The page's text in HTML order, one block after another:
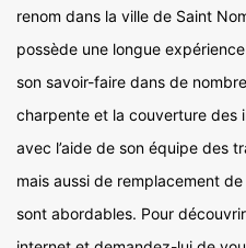
renom dans la ville de Saint
possède une longue
son savoir-faire dans de
charpente et la couverture des
avec l’aide de son équipe des
mais aussi de remplacement
sont abordables. Pour